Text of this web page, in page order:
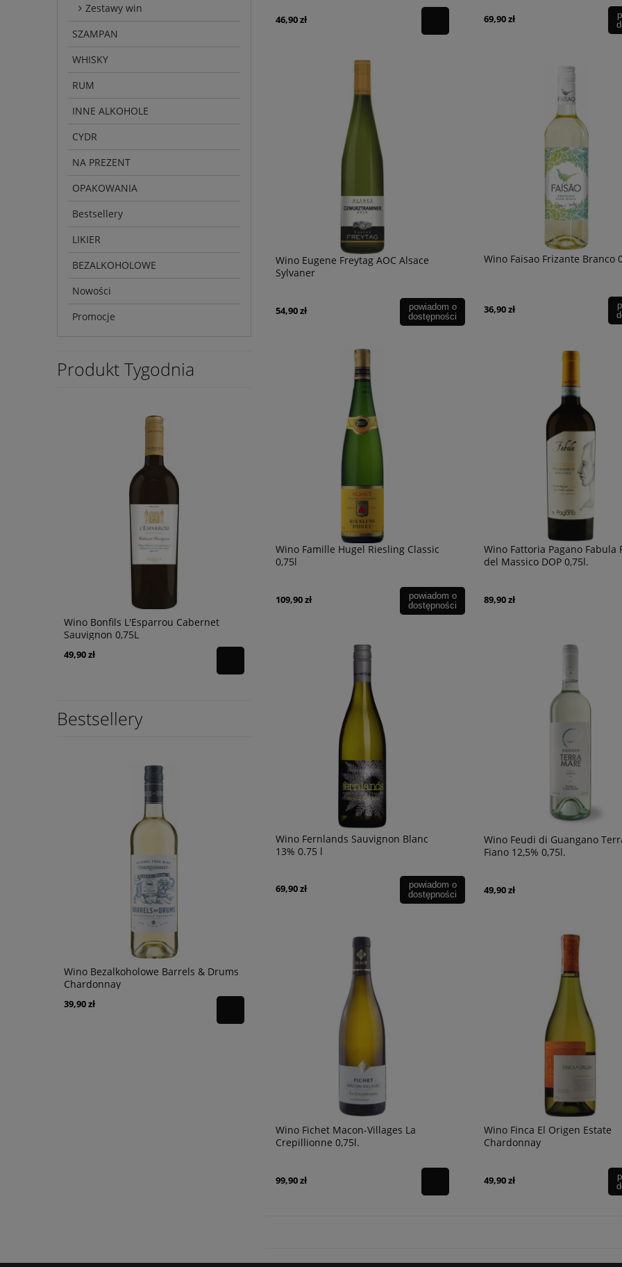
Zestawy win
SZAMPAN
WHISKY
RUM
INNE ALKOHOLE
CYDR
NA PREZENT
OPAKOWANIA
Bestsellery
LIKIER
BEZALKOHOLOWE
Nowości
Promocje
Produkt Tygodnia
Wino Bonfils L'Esparrou Cabernet
Sauvignon 0,75L
49,90 zł
Bestsellery
Wino Bezalkoholowe Barrels & Drums
Chardonnay
39,90 zł
Wino Familia Oliveda Cava Brut
Armagnac Tariquet XO 40% 0,7l +
46,90 zł 69,90 zł
Wino Eugene Freytag AOC Alsace
Sylvaner
54,90 zł
powiadom o
dostępności
Wino Faisao Frizante Branco
36,90 zł
Wino Famille Hugel Riesling Classic
0,75l
109,90 zł
powiadom o
dostępności
Wino Fattoria Pagano Fabula
del Massico DOP 0,75l.
89,90 zł
Wino Fernlands Sauvignon Blanc
13% 0.75 l
69,90 zł
powiadom o
dostępności
Wino Feudi di Guangano
Fiano 12,5% 0,75l.
49,90 zł
Wino Fichet Macon-Villages La
Crepillionne 0,75l.
99,90 zł
Wino Finca El Origen Estate
Chardonnay
49,90 zł